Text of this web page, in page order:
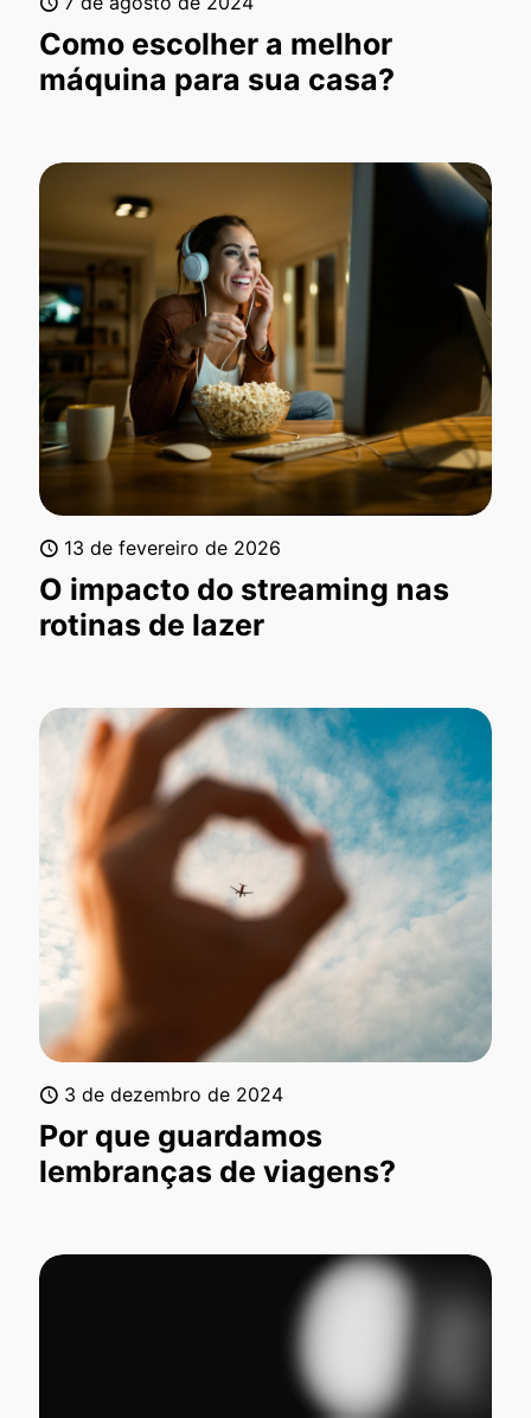
Como escolher a melhor
máquina para sua casa?
13 de fevereiro de 2026
O impacto do streaming nas
rotinas de lazer
3 de dezembro de 2024
Por que guardamos
lembranças de viagens?